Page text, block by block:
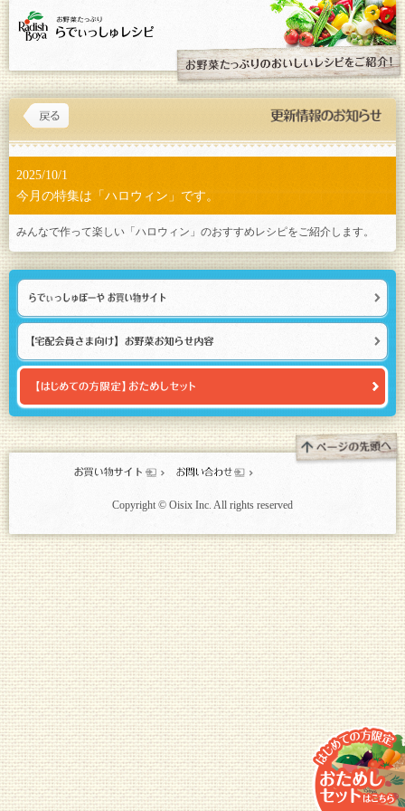
2025/10/1
今月の特集は「ハロウィン」です。
みんなで作って楽しい「 ハロウィン 」のおすすめレシピをご紹介します。
Copyright © Oisix Inc. All rights reserved